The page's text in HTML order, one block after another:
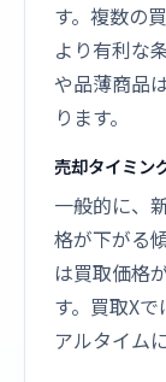
す。複数の
より有利な
や品薄商品
ります。
売却タイミン
一般的に、
格が下がる
は買取価格
す。買取X
アルタイム